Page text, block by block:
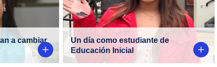
a cambiar
el
de los
Un día como estudiante de
Educación Inicial
Facultad de Educación.